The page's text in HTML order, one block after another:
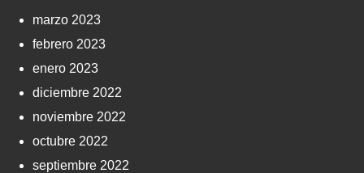
marzo 2023
febrero 2023
enero 2023
diciembre 2022
noviembre 2022
octubre 2022
septiembre 2022